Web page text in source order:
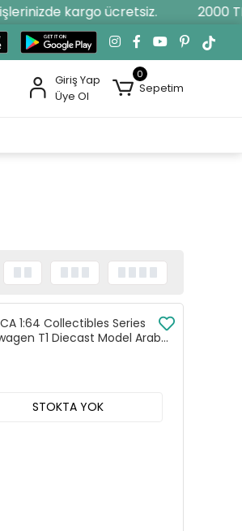
kargo ücretsiz. 2000 TL
Giriş Yap
Üye Ol
0
Sepetim
1:64 Collectibles Series
T1 Diecast Model Araba
STOKTA YOK